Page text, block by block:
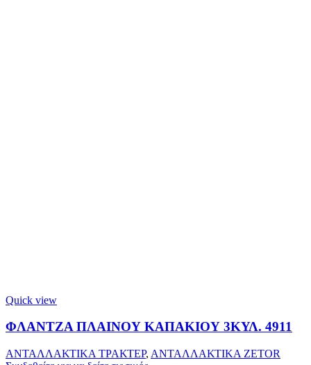
Quick view
ΦΛΑΝΤΖΑ ΠΛΑΙΝΟΥ ΚΑΠΑΚΙΟΥ 3ΚΥΛ. 4911
ΑΝΤΑΛΛΑΚΤΙΚΑ ΤΡΑΚΤΕΡ, ΑΝΤΑΛΛΑΚΤΙΚΑ ZETOR